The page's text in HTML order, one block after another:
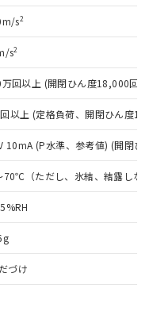
s2
s2
回以上 (開閉ひん度18,000回/h)
以上 (定格負荷、開閉ひん度
10mA (P水準、参考値) (開閉ひ
70℃（ただし、氷結、結露しな
づけ
準価格はお客
お客様担当のオ
当社販売員に
店や当社販売拠
ク
」をご確認
格結果を当社の
に漏洩または開
ます。
リスト作成サー
くには、I-Web
れている必要が
ト上で当社にご
ついて、当社
者が、当社の製
ス(2-エチルヘキシ
下、フタル酸ブチ
び制御機器に対する
ては閾値を超える意
ます。
により、予定
。
ード
化ジフェニルエーテ
、 DIBP(フタル酸ジ
酸ブチルベンジ
ル)) : 1000ppm
のすべてが基
す。
おいて有害物
深刻な影響を
。
売部門へお問
る場合は、完
法に輸出されな
ます。
兵器、ミサイ
器またはその他
造装置等に一切
三者に販売する
び3の内容を当
。また当社は、
わる関係者が違
る場合は、取
。
あり
いが在庫あり
庫状況につ
お取引先、ま
オムロン制御
販売員にご確
た在庫状況の
い機種